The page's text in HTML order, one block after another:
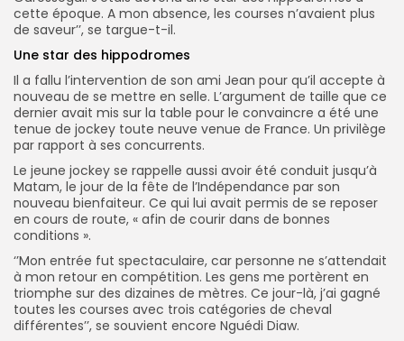
cette époque. A mon absence, les courses n’avaient plus
de saveur’’, se targue-t-il.
Une star des hippodromes
Il a fallu l’intervention de son ami Jean pour qu’il accepte à
nouveau de se mettre en selle. L’argument de taille que ce
dernier avait mis sur la table pour le convaincre a été une
tenue de jockey toute neuve venue de France. Un privilège
par rapport à ses concurrents.
Le jeune jockey se rappelle aussi avoir été conduit jusqu’à
Matam, le jour de la fête de l’Indépendance par son
nouveau bienfaiteur. Ce qui lui avait permis de se reposer
en cours de route, « afin de courir dans de bonnes
conditions ».
‘’Mon entrée fut spectaculaire, car personne ne s’attendait
à mon retour en compétition. Les gens me portèrent en
triomphe sur des dizaines de mètres. Ce jour-là, j’ai gagné
toutes les courses avec trois catégories de cheval
différentes’’, se souvient encore Nguédi Diaw.